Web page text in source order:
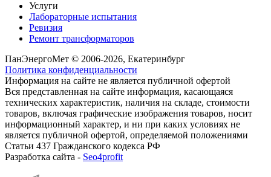
Услуги
Лабораторные испытания
Ревизия
Ремонт трансформаторов
ПанЭнергоМет © 2006-2026, Екатеринбург
Политика конфиденциальности
Информация на сайте не является публичной офертой
Вся представленная на сайте информация, касающаяся
технических характеристик, наличия на складе, стоимости
товаров, включая графические изображения товаров, носит
информационный характер, и ни при каких условиях не
является публичной офертой, определяемой положениями
Статьи 437 Гражданского кодекса РФ
Разработка сайта - Seo4profit